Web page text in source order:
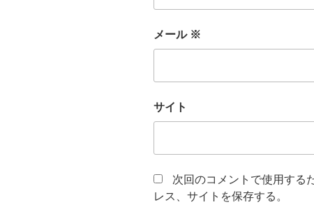
メール ※
サイト
次回のコメントで使用する
レス、サイトを保存する。